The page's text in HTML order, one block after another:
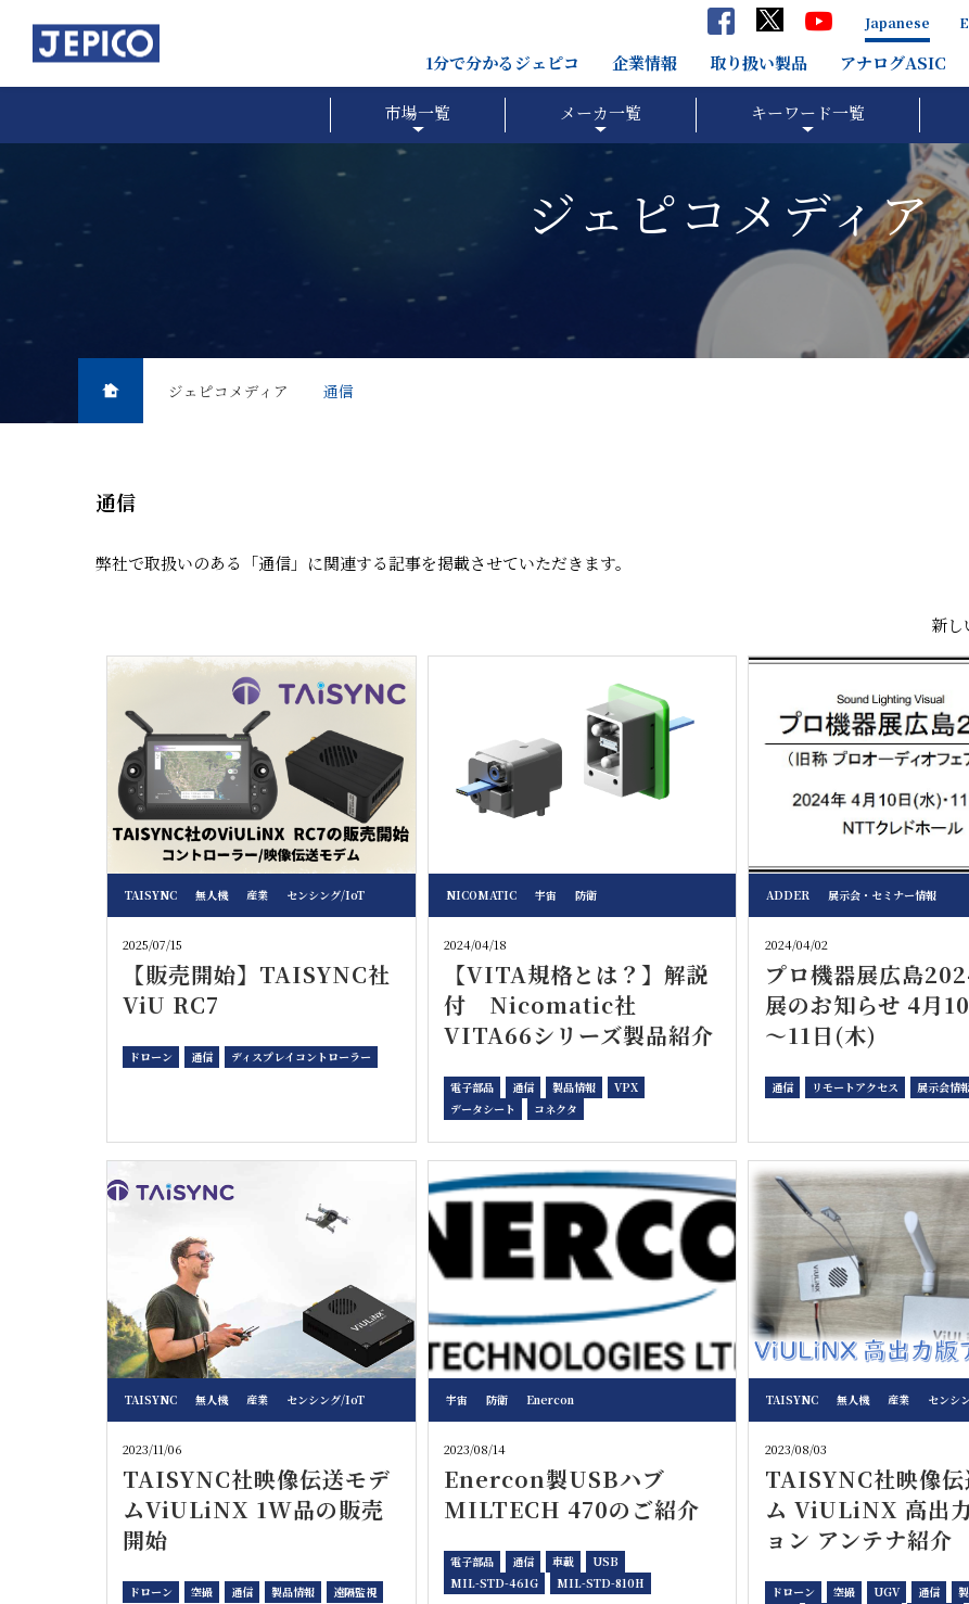
Japanese
1分で分かるジェピコ 企業情報 取り扱い製品 アナログASIC
市場一覧 メーカ一覧 キーワード一覧
ジェピコメディア
ジェピコメディア 通信
通信
弊社で取扱いのある「通信」に関連する記事を掲載させていただきます。
新し
TAISYNC 無人機 産業 センシング/IoT
2025/07/15
【販売開始】TAISYNC社
ViU RC7
ドローン 通信 ディスプレイコントローラー
NICOMATIC 宇宙 防衛
2024/04/18
【VITA規格とは？】解説
付 Nicomatic社
VITA66シリーズ製品紹介
電子部品 通信 製品情報
VPX
データシート
コネクタ
ADDER 展示会・セミナー情報
2024/04/02
プロ機器展広島
展のお知らせ 4月
～11日(木)
通信 リモートアクセス 展示会情
TAISYNC 無人機 産業 センシング/IoT
2023/11/06
TAISYNC社映像伝送モデ
ムViULiNX 1W品の販売
開始
ドローン 空撮 通信 製品情報 遠隔監視
宇宙 防衛 Enercon
2023/08/14
Enercon製USBハブ
MILTECH 470のご紹介
電子部品 通信 車載
USB
MIL-STD-461G
MIL-STD-810H
TAISYNC 無人機 産業 センシ
2023/08/03
TAISYNC社映像伝
ム ViULiNX 高出
ョン アンテナ紹介
ドローン 空撮 UGV 通信